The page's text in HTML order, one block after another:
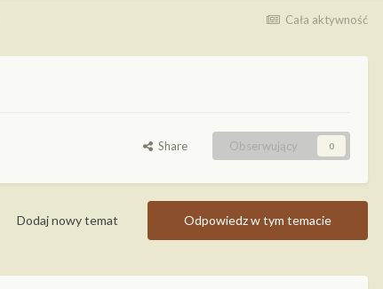
Cała aktywność
Share Obserwujący 0
Odpowiedz w tym temacie
Dodaj nowy temat